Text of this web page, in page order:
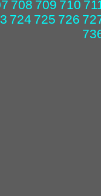
708 709 710
724 725 726